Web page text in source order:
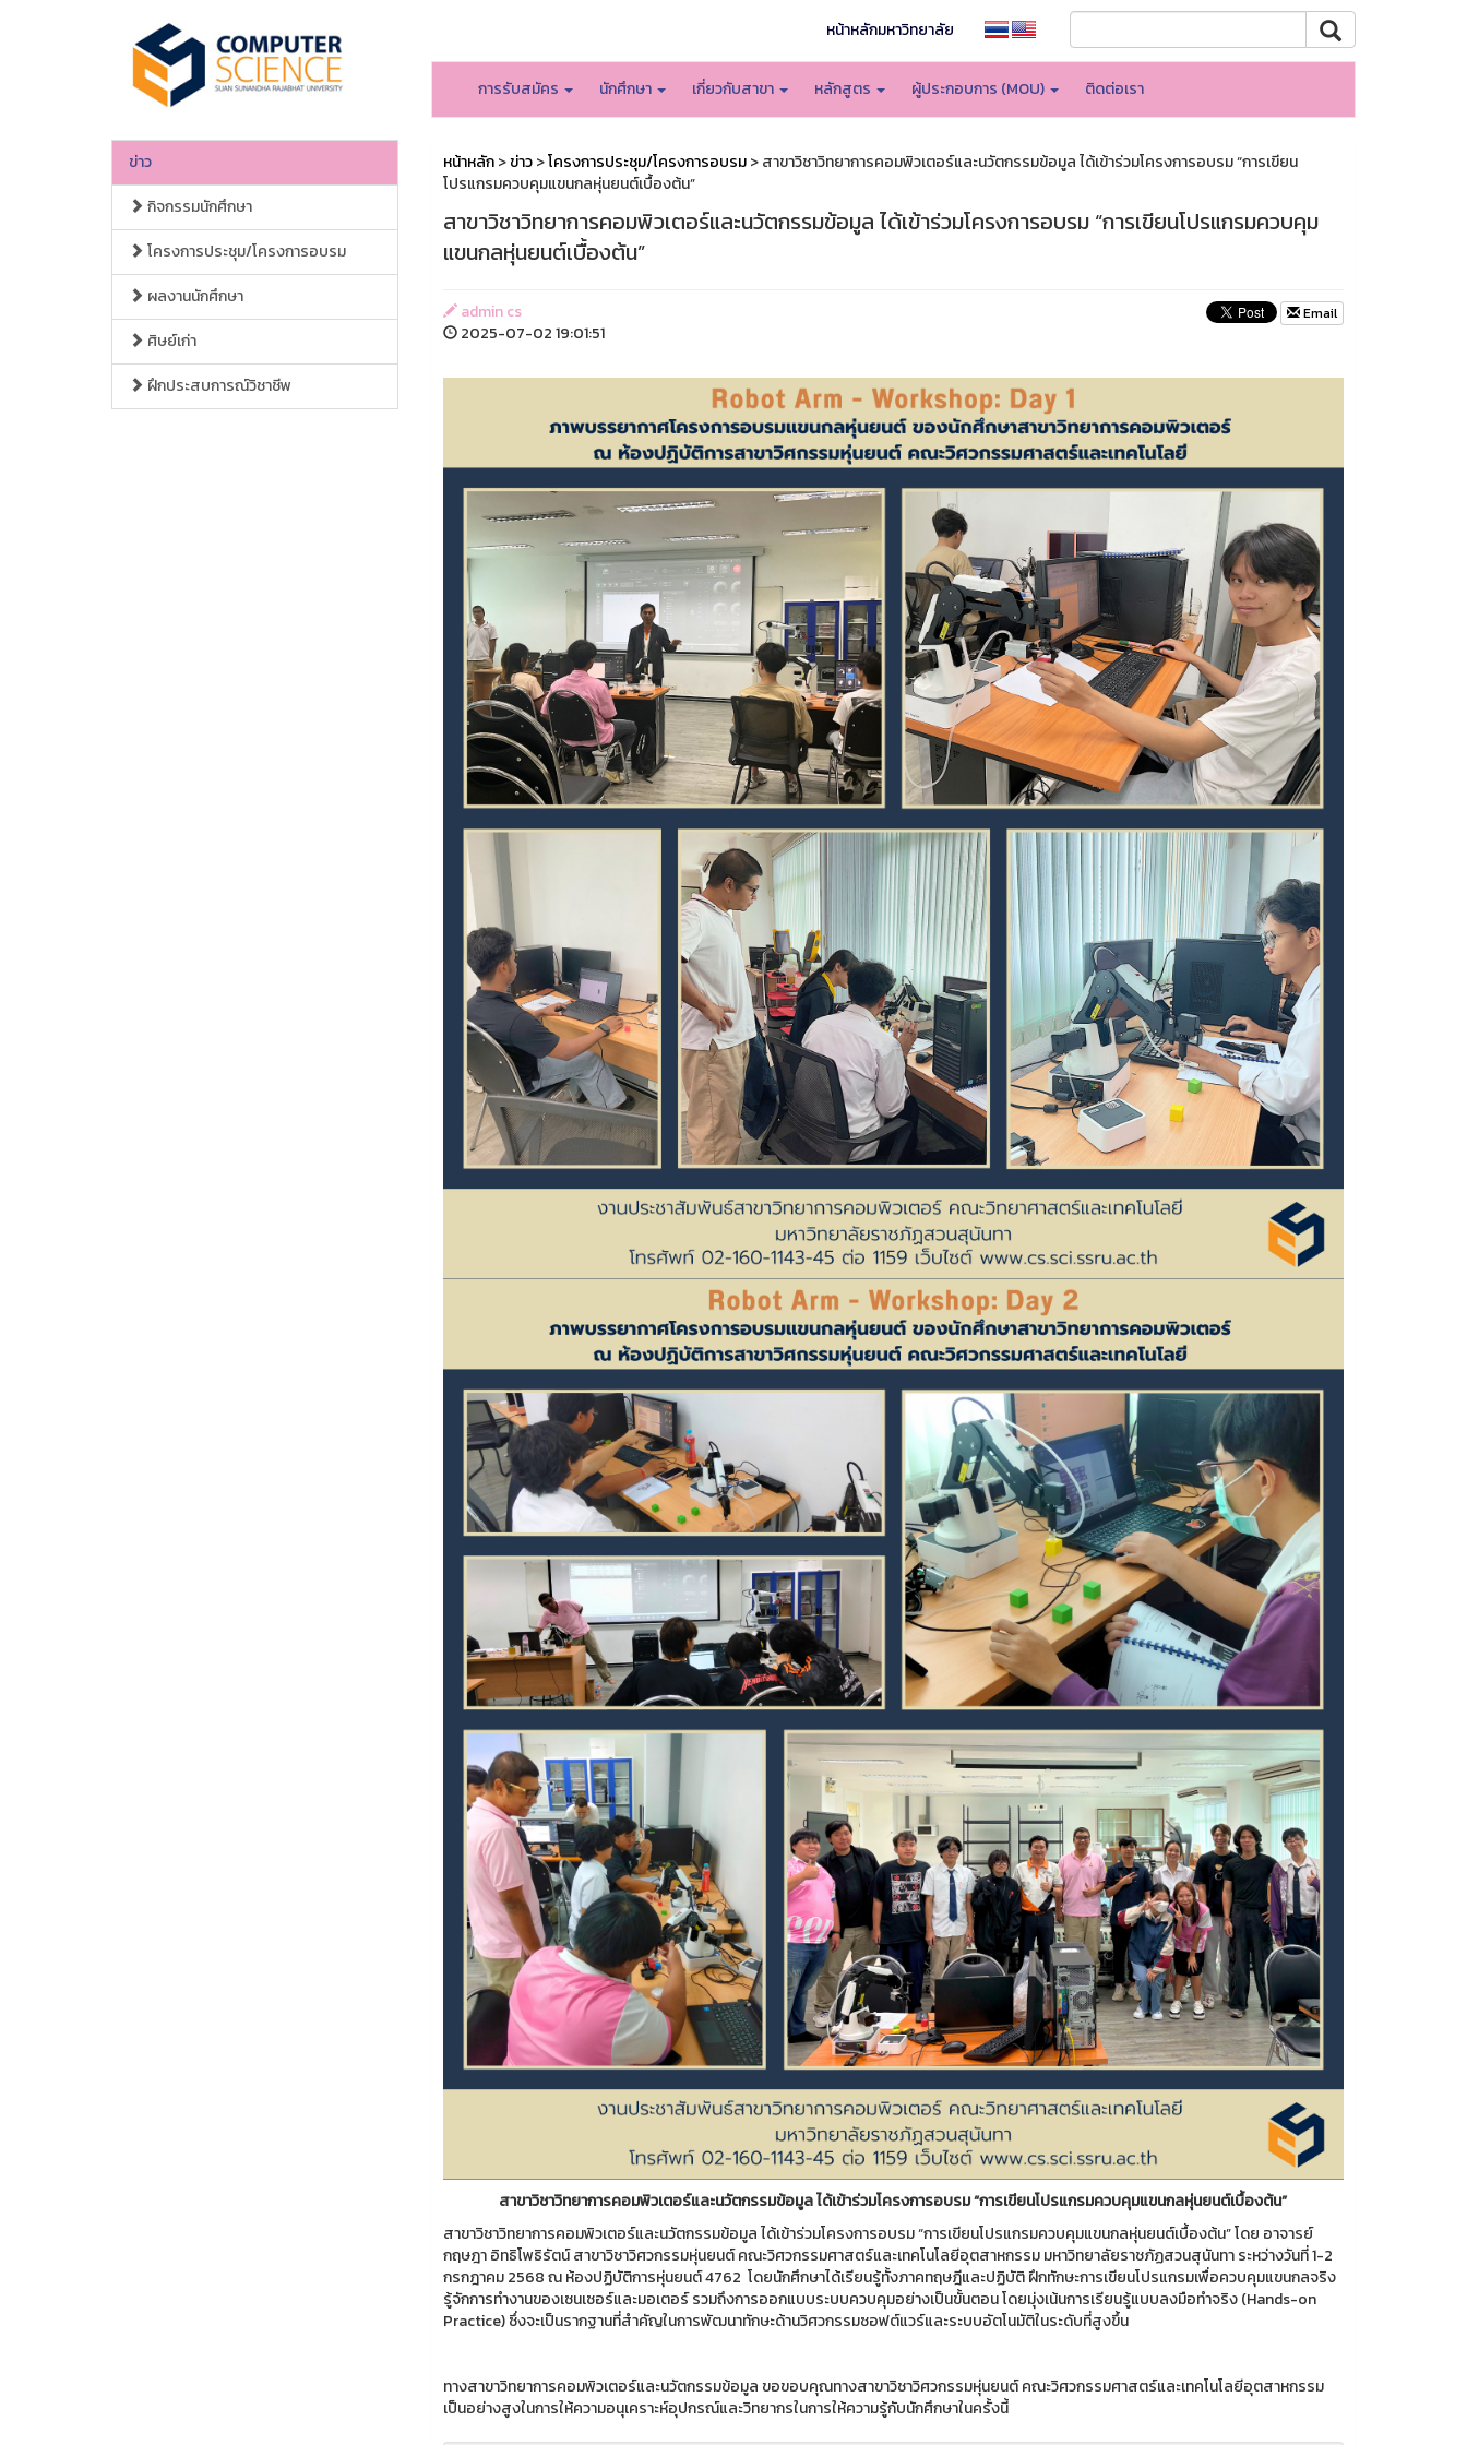
หน้าหลักมหาวิทยาลัย
การรับสมัคร นักศึกษา เกี่ยวกับสาขา หลักสูตร ผู้ประกอบการ (MOU) ติดต่อเรา
ข่าว
กิจกรรมนักศึกษา
โครงการประชุม/โครงการอบรม
ผลงานนักศึกษา
ศิษย์เก่า
ฝึกประสบการณ์วิชาชีพ
หน้าหลัก>ข่าว>โครงการประชุม/โครงการอบรม> สาขาวิชาวิทยาการคอมพิวเตอร์และนวัตกรรมข้อมูล ได้เข้าร่วม​​โครงการอบรม “การเขียน
โปรแกรมควบคุมแขนกลหุ่นยนต์เบื้องต้น”
สาขาวิชาวิทยาการคอมพิวเตอร์และนวัตกรรมข้อมูล ได้เข้าร่วม​​โครงการอบรม “การเขียนโปรแกรมควบคุม
แขนกลหุ่นยนต์เบื้องต้น”
admin cs
2025-07-02 19:01:51
Email
สาขาวิชาวิทยาการคอมพิวเตอร์และนวัตกรรมข้อมูล ได้เข้าร่วมโครงการอบรม “การเขียนโปรแกรมควบคุมแขนกลหุ่นยนต์เบื้องต้น”
สาขาวิชาวิทยาการคอมพิวเตอร์และนวัตกรรมข้อมูล ได้เข้าร่วมโครงการอบรม “การเขียนโปรแกรมควบคุมแขนกลหุ่นยนต์เบื้องต้น” โดย อาจารย์
กฤษฎา อิทธิโพธิรัตน์ สาขาวิชาวิศวกรรมหุ่นยนต์ คณะวิศวกรรมศาสตร์และเทคโนโลยีอุตสาหกรรม มหาวิทยาลัยราชภัฏสวนสุนันทา ระหว่างวันที่ 1-2
กรกฎาคม 2568 ณ ห้องปฏิบัติการหุ่นยนต์ 4762 โดยนักศึกษาได้เรียนรู้ทั้งภาคทฤษฎีและปฏิบัติ ฝึกทักษะการเขียนโปรแกรมเพื่อควบคุมแขนกลจริง
รู้จักการทำงานของเซนเซอร์และมอเตอร์ รวมถึงการออกแบบระบบควบคุมอย่างเป็นขั้นตอน โดยมุ่งเน้นการเรียนรู้แบบลงมือทำจริง (Hands-on
Practice) ซึ่งจะเป็นรากฐานที่สำคัญในการพัฒนาทักษะด้านวิศวกรรมซอฟต์แวร์และระบบอัตโนมัติในระดับที่สูงขึ้น
ทางสาขาวิทยาการคอมพิวเตอร์และนวัตกรรมข้อมูล ขอขอบคุณทางสาขาวิชาวิศวกรรมหุ่นยนต์ คณะวิศวกรรมศาสตร์และเทคโนโลยีอุตสาหกรรม
เป็นอย่างสูงในการให้ความอนุเคราะห์อุปกรณ์และวิทยากรในการให้ความรู้กับนักศึกษาในครั้งนี้